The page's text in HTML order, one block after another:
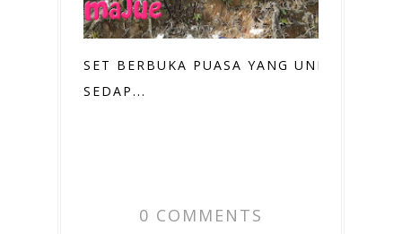
SET BERBUKA PUASA YANG UNIK &
SEDAP...
0 COMMENTS